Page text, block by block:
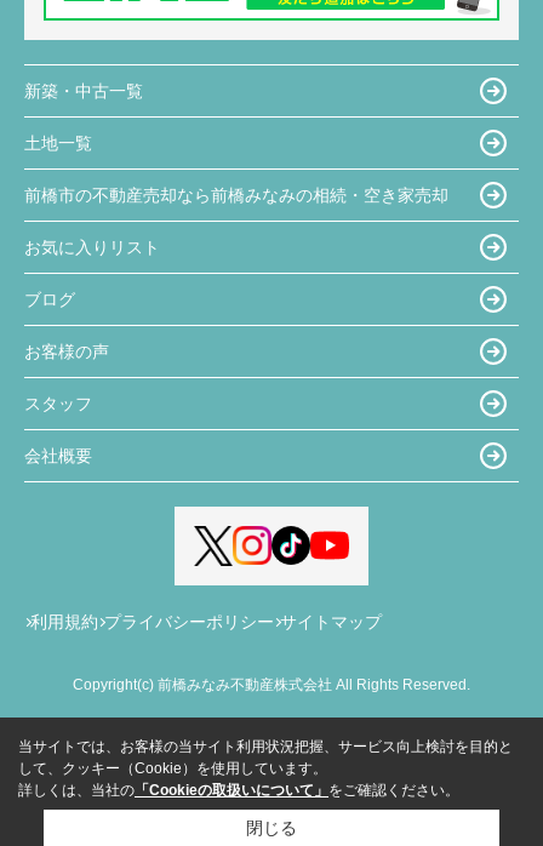
新築・中古一覧
土地一覧
前橋市の不動産売却なら前橋みなみの相続・空き家売却
お気に入りリスト
ブログ
お客様の声
スタッフ
会社概要
利用規約 プライバシーポリシー サイトマップ
Copyright(c) 前橋みなみ不動産株式会社 All Rights Reserved.
当サイトでは、お客様の当サイト利用状況把握、サービス向上検討を目的と
して、クッキー（Cookie）を使用しています。
詳しくは、当社の 「Cookieの取扱いについて」 をご確認ください。
閉じる